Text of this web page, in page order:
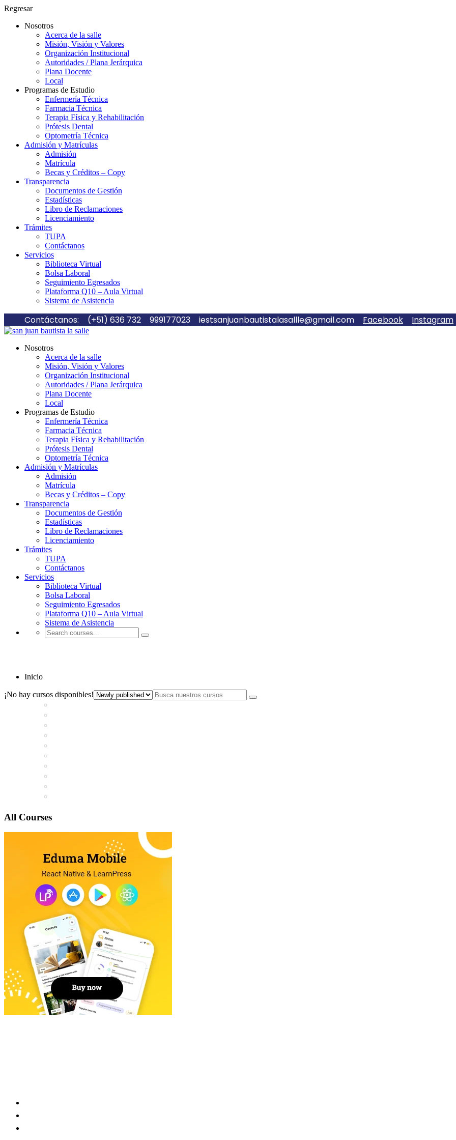
Regresar
Nosotros
Acerca de la salle
Misión, Visión y Valores
Organización Institucional
Autoridades / Plana Jerárquica
Plana Docente
Local
Programas de Estudio
Enfermería Técnica
Farmacia Técnica
Terapia Física y Rehabilitación
Prótesis Dental
Optometría Técnica
Admisión y Matrículas
Admisión
Matrícula
Becas y Créditos – Copy
Transparencia
Documentos de Gestión
Estadísticas
Libro de Reclamaciones
Licenciamiento
Trámites
TUPA
Contáctanos
Servicios
Biblioteca Virtual
Bolsa Laboral
Seguimiento Egresados
Plataforma Q10 – Aula Virtual
Sistema de Asistencia
Contáctanos: (+51) 636 732 999177023 iestsanjuanbautistalasallle@gmail.com Facebook Instagram
Nosotros
Acerca de la salle
Misión, Visión y Valores
Organización Institucional
Autoridades / Plana Jerárquica
Plana Docente
Local
Programas de Estudio
Enfermería Técnica
Farmacia Técnica
Terapia Física y Rehabilitación
Prótesis Dental
Optometría Técnica
Admisión y Matrículas
Admisión
Matrícula
Becas y Créditos – Copy
Transparencia
Documentos de Gestión
Estadísticas
Libro de Reclamaciones
Licenciamiento
Trámites
TUPA
Contáctanos
Servicios
Biblioteca Virtual
Bolsa Laboral
Seguimiento Egresados
Plataforma Q10 – Aula Virtual
Sistema de Asistencia
Inicio
¡No hay cursos disponibles!
All Courses